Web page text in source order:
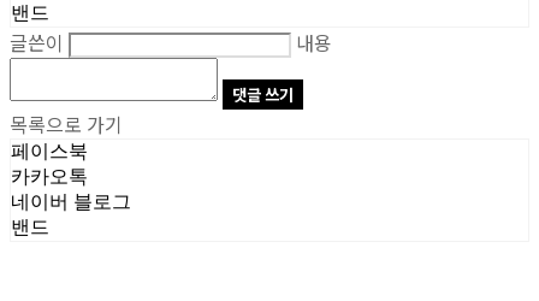
밴드
글쓴이 내용
댓글 쓰기
목록으로 가기
페이스북
카카오톡
네이버 블로그
밴드